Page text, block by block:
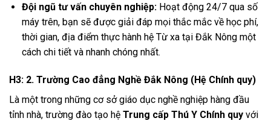
Đội ngũ tư vấn chuyên nghiệp:Hoạt động 24/7 qua số
máy trên, bạn sẽ được giải đáp mọi thắc mắc về học phí,
thời gian, địa điểm thực hành hệ Từ xa tại Đắk Nông một
cách chi tiết và nhanh chóng nhất.
H3: 2. Trường Cao đẳng Nghề Đắk Nông (Hệ Chính quy)
Là một trong những cơ sở giáo dục nghề nghiệp hàng đầu
tỉnh nhà, trường đào tạo hệ Trung cấp Thú Y Chính quy với